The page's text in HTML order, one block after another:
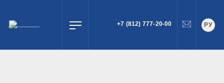
ПОИСК
+7 (812) 777-20-00 РУ